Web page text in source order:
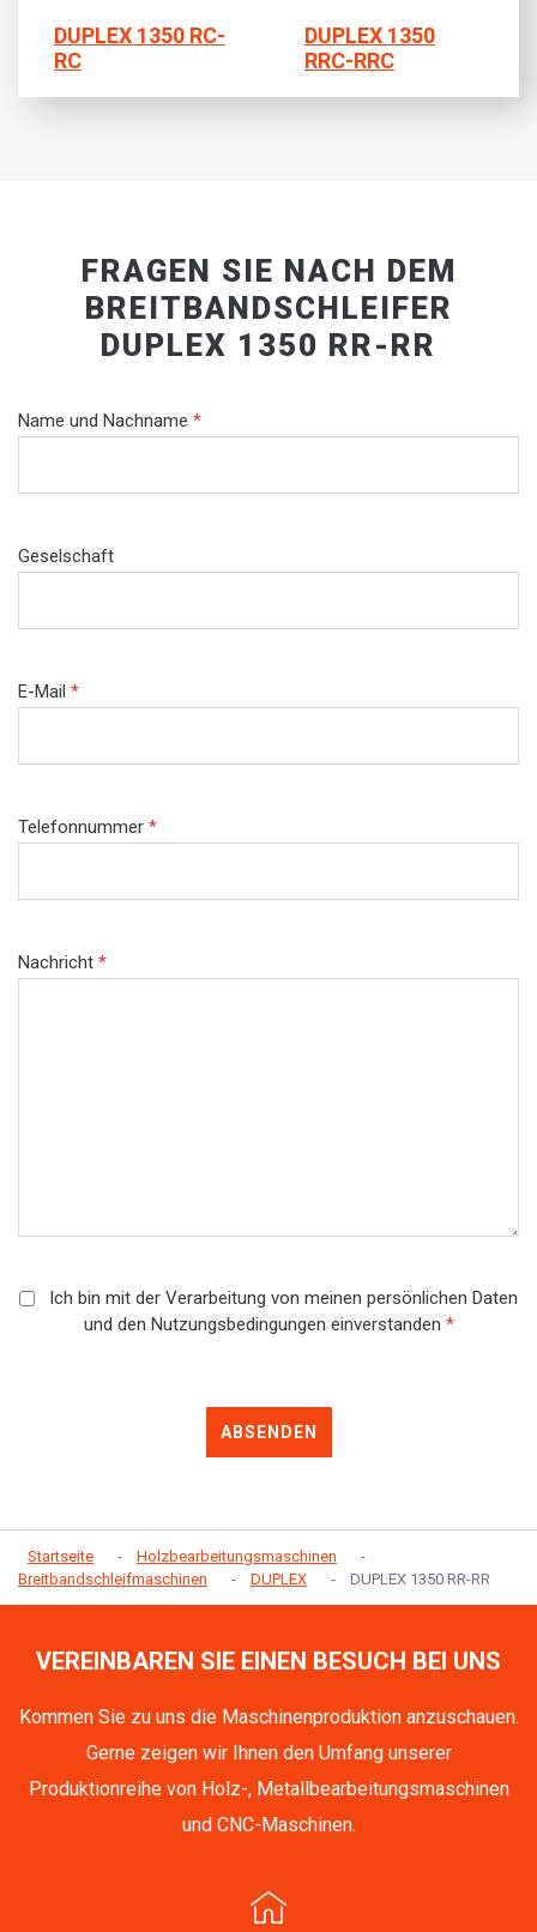
DUPLEX 1350 RC-
RC
DUPLEX 1350
RRC-RRC
FRAGEN SIE NACH DEM
BREITBANDSCHLEIFER
DUPLEX 1350 RR-RR
Name und Nachname *
Geselschaft
E-Mail *
Telefonnummer *
Nachricht *
Ich bin mit der Verarbeitung von meinen persönlichen Daten
und den Nutzungsbedingungen einverstanden *
ABSENDEN
Startseite
Holzbearbeitungsmaschinen
Breitbandschleifmaschinen
DUPLEX DUPLEX 1350 RR-RR
VEREINBAREN SIE EINEN BESUCH BEI UNS
Kommen Sie zu uns die Maschinenproduktion anzuschauen.
Gerne zeigen wir Ihnen den Umfang unserer
Produktionreihe von Holz-, Metallbearbeitungsmaschinen
und CNC-Maschinen.